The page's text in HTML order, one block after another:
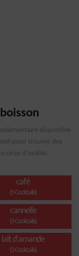
disponible
pour trouver des
sirop d'érable.
café
(5 Cocktails)
cannelle
(5 Cocktails)
lait d'amande
(3 Cocktails)